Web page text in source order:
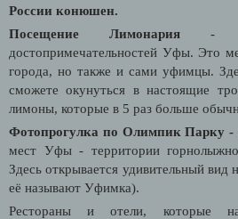
России конюшен.
Посещение Лимонария -
достопримечательностей Уфы. Это
города, но также и сами уфимцы.
сможете окунуться в настоящие
лимоны, которые в 5 раз больше
Фотопрогулка по Олимпик Парку -
мест Уфы - территории
Здесь открывается удивительный вид
её называют Уфимка).
Рестораны и отели, которые